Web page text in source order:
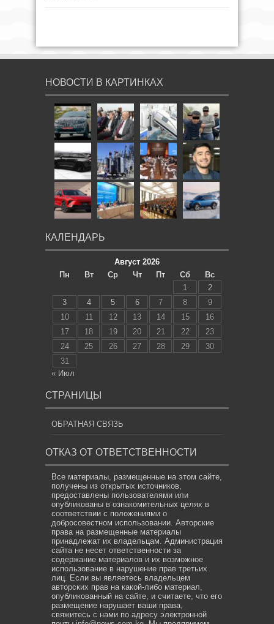
НОВОСТИ В КАРТИНКАХ
КАЛЕНДАРЬ
Август 2026
Пн
Вт Ср Чт Пт Сб
Вс
1
2
3
4 5 6 7 8
9
10
11 12 13 14 15
16
17
18 19 20 21 22
23
24
25 26 27 28 29
30
31
« Июл
СТРАНИЦЫ
ОБРАТНАЯ СВЯЗЬ
ОТКАЗ ОТ ОТВЕТСТВЕННОСТИ
Все материалы, размещенные на этом сайте,
получены из открытых источников,
предоставлены пользователями или
опубликованы в ознакомительных целях в
соответствии с положениями о
добросовестном использовании. Авторские
права на размещенные материалы
принадлежат их владельцам. Администрация
сайта не несет ответственности за
содержание материалов и их возможное
использование в нарушение прав третьих
лиц. Если вы являетесь владельцем
авторских прав на какой-либо материал,
опубликованный на сайте, и считаете, что его
размещение нарушает ваши права,
свяжитесь с нами по адресу электронной